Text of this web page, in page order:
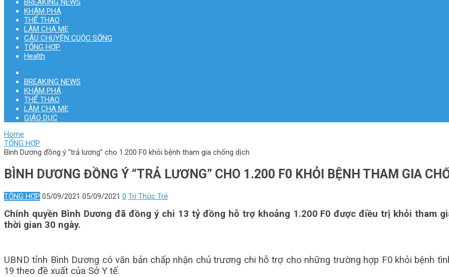
KHÁM PHÁ
THỂ THAO
LÀM CHA MẸ
CÂU CHUYỆN CUỘC SỐNG
TỔNG HỢP
Health
BREAKING NEWS
KHÁM PHÁ
THỂ THAO
LÀM CHA MẸ
GIÁO DỤC
Home
TỔNG HỢP
Bình Dương đồng ý “trả lương” cho 1.200 F0 khỏi bệnh tham gia chống dịch
BÌNH DƯƠNG ĐỒNG Ý “TRẢ LƯƠNG” CHO 1.200 F0 KHỎI BỆNH THAM GIA
TỔNG HỢP 05/09/2021 05/09/2021 0 Tri Thức Trẻ
Chính quyền Bình Dương đã đồng ý chi 13 tỷ đồng hỗ trợ khoảng 1.200 F0 được điều trị khỏi tham
thời gian 30 ngày.
UBND tỉnh Bình Dương có văn bản chấp nhận chủ trương chi hỗ trợ cho những trường hợp F0 khỏi bệnh
19 theo đề xuất của Sở Y tế.